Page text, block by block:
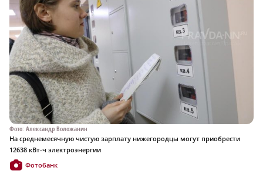
Фото: Александр Воложанин
На среднемесячную чистую зарплату нижегородцы могут приобрести
12638 кВт-ч электроэнергии
Фотобанк